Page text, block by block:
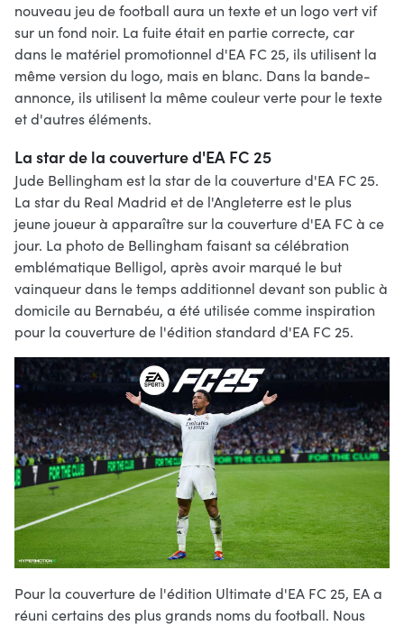
nouveau jeu de football aura un texte et un logo vert vif
sur un fond noir. La fuite était en partie correcte, car
dans le matériel promotionnel d'EA FC 25, ils utilisent la
même version du logo, mais en blanc. Dans la bande-
annonce, ils utilisent la même couleur verte pour le texte
et d'autres éléments.
La star de la couverture d'EA FC 25
Jude Bellingham est la star de la couverture d'EA FC 25.
La star du Real Madrid et de l'Angleterre est le plus
jeune joueur à apparaître sur la couverture d'EA FC à ce
jour. La photo de Bellingham faisant sa célébration
emblématique Belligol, après avoir marqué le but
vainqueur dans le temps additionnel devant son public à
domicile au Bernabéu, a été utilisée comme inspiration
pour la couverture de l'édition standard d'EA FC 25.
Pour la couverture de l'édition Ultimate d'EA FC 25, EA a
réuni certains des plus grands noms du football. Nous